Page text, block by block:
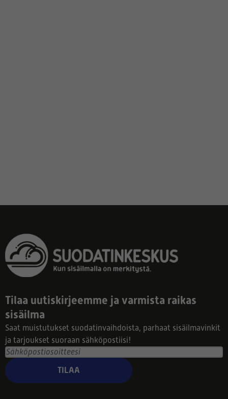
Tilaa uutiskirjeemme ja varmista raikas
sisäilma
Saat muistutukset suodatinvaihdoista, parhaat sisäilmavinkit
ja tarjoukset suoraan sähköpostiisi!
TILAA